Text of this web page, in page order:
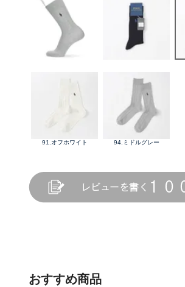
91.オフホワイト 94.ミドルグレー
おすすめ商品